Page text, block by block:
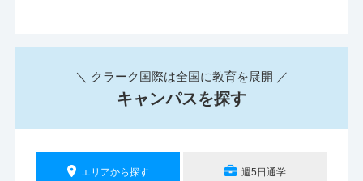
＼ クラーク国際は全国に教育を展開 ／
キャンパスを探す
エリアから探す 週5日通学